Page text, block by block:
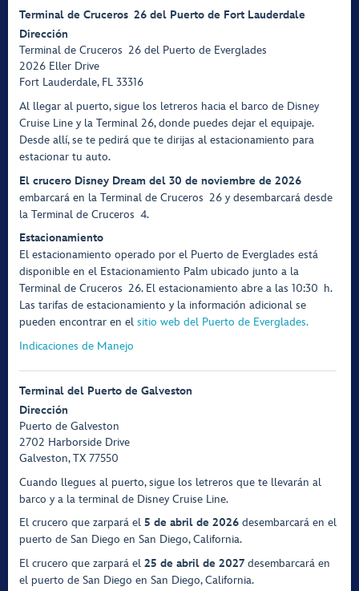
Terminal de Cruceros 26 del Puerto de Fort Lauderdale
Dirección
Terminal de Cruceros 26 del Puerto de Everglades
2026 Eller Drive
Fort Lauderdale, FL 33316
Al llegar al puerto, sigue los letreros hacia el barco de Disney
Cruise Line y la Terminal 26, donde puedes dejar el equipaje.
Desde allí, se te pedirá que te dirijas al estacionamiento para
estacionar tu auto.
El crucero Disney Dream del 30 de noviembre de 2026
embarcará en la Terminal de Cruceros 26 y desembarcará desde
la Terminal de Cruceros 4.
Estacionamiento
El estacionamiento operado por el Puerto de Everglades está
disponible en el Estacionamiento Palm ubicado junto a la
Terminal de Cruceros 26. El estacionamiento abre a las 10:30 h.
Las tarifas de estacionamiento y la información adicional se
pueden encontrar en el sitio web del Puerto de Everglades.
Indicaciones de Manejo
Terminal del Puerto de Galveston
Dirección
Puerto de Galveston
2702 Harborside Drive
Galveston, TX 77550
Cuando llegues al puerto, sigue los letreros que te llevarán al
barco y a la terminal de Disney Cruise Line.
El crucero que zarpará el 5 de abril de 2026desembarcará en el
puerto de San Diego en San Diego, California.
El crucero que zarpará el 25 de abril de 2027desembarcará en
el puerto de San Diego en San Diego, California.